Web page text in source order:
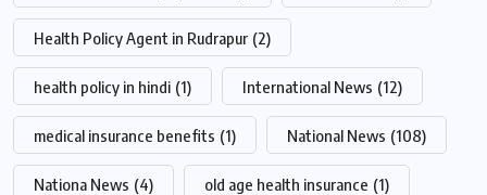
Health Policy Agent in Rudrapur (2)
health policy in hindi (1) International News (12)
medical insurance benefits (1) National News (108)
Nationa News (4) old age health insurance (1)